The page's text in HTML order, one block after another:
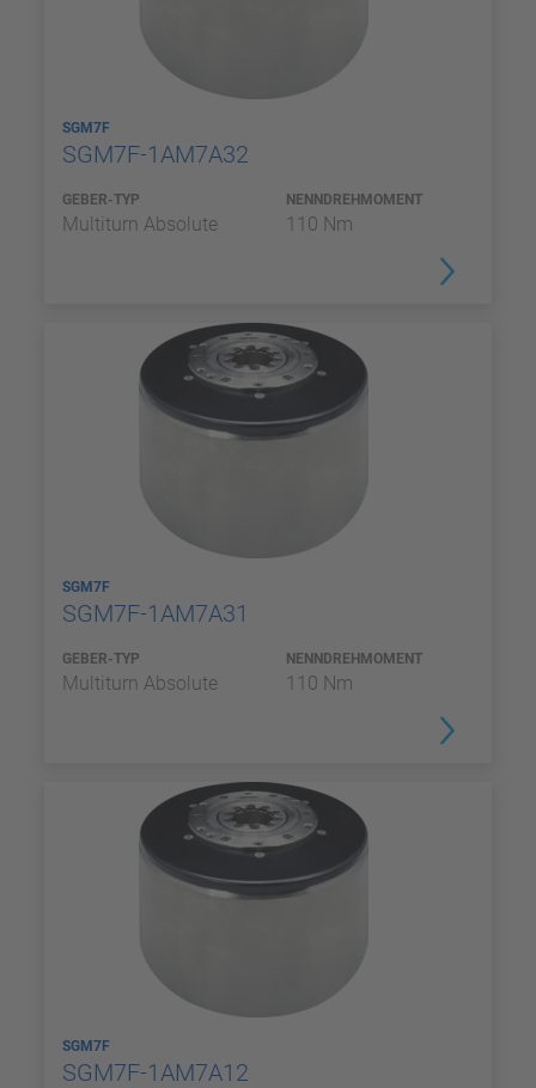
SGM7F
SGM7F-1AM7A32
GEBER-TYP
Multiturn Absolute
NENNDREHMOMENT
110 Nm
SGM7F
SGM7F-1AM7A31
GEBER-TYP
Multiturn Absolute
NENNDREHMOMENT
110 Nm
SGM7F
SGM7F-1AM7A12